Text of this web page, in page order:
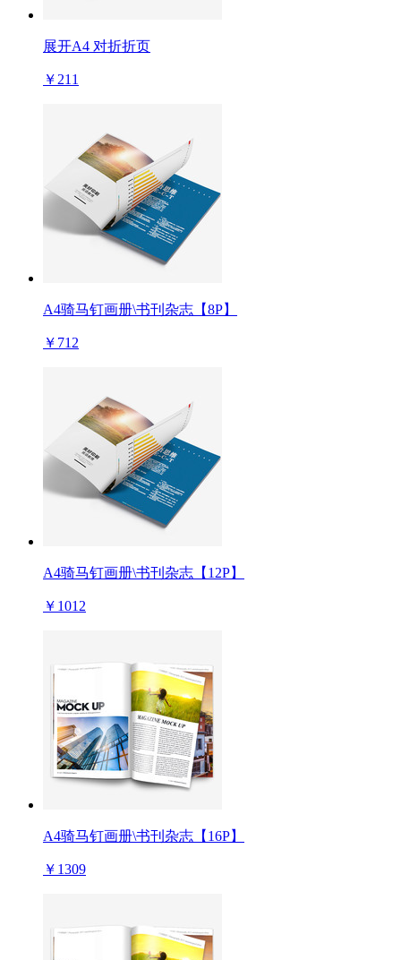
展开A4 对折折页
￥211
A4骑马钉画册\书刊杂志【8P】
￥712
A4骑马钉画册\书刊杂志【12P】
￥1012
A4骑马钉画册\书刊杂志【16P】
￥1309